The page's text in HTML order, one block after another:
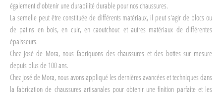
également d'obtenir une durabilité durable pour nos chaussures.
La semelle peut être constituée de différents matériaux, il peut s'agir de blocs ou
de patins en bois, en cuir, en caoutchouc et autres matériaux de différentes
épaisseurs.
Chez José de Mora, nous fabriquons des chaussures et des bottes sur mesure
depuis plus de 100 ans.
Chez José de Mora, nous avons appliqué les dernières avancées et techniques dans
la fabrication de chaussures artisanales pour obtenir une finition parfaite et les